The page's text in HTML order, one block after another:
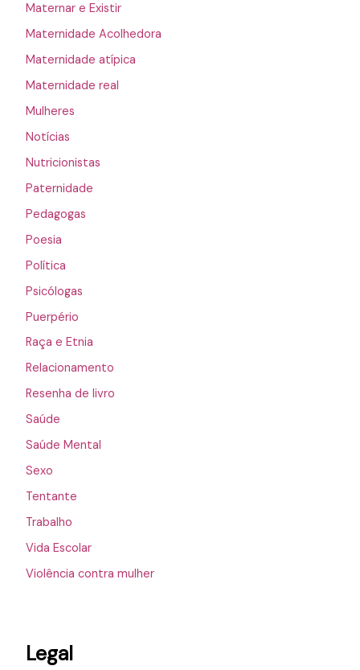
Maternar e Existir
Maternidade Acolhedora
Maternidade atípica
Maternidade real
Mulheres
Notícias
Nutricionistas
Paternidade
Pedagogas
Poesia
Política
Psicólogas
Puerpério
Raça e Etnia
Relacionamento
Resenha de livro
Saúde
Saúde Mental
Sexo
Tentante
Trabalho
Vida Escolar
Violência contra mulher
Legal